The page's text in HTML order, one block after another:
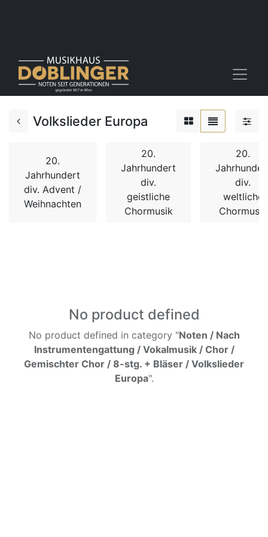
Volkslieder Europa
20.
Jahrhundert
div. Advent /
Weihnachten
20.
Jahrhundert
div.
geistliche
Chormusik
20.
div.
weltliche
Chormusik
No product defined
No product defined in category "Noten / Nach
Instrumentengattung / Vokalmusik / Chor /
Gemischter Chor / 8-stg. + Bläser / Volkslieder
Europa".